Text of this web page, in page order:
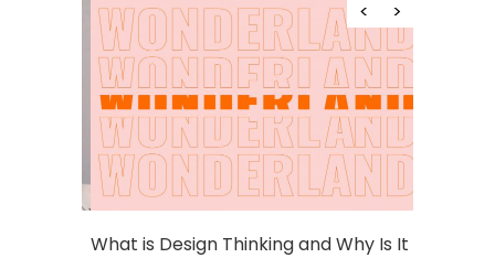
What is Design Thinking and Why Is It